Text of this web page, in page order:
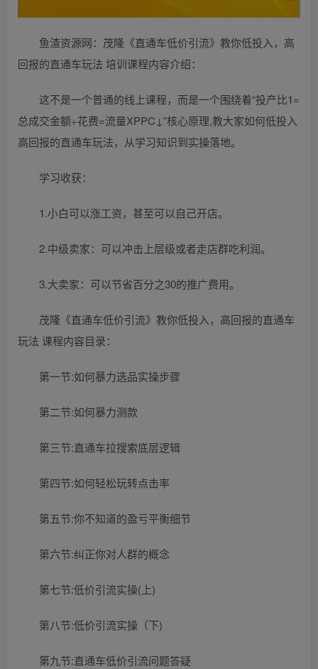
鱼渣资源网：茂隆《直通车低价引流》教你低投入，高
回报的直通车玩法 培训课程内容介绍：
这不是一个普通的线上课程，而是一个围绕着“投产比1=
总成交金额÷花费=流量XPPC↓”核心原理,教大家如何低投入
高回报的直通车玩法，从学习知识到实操落地。
学习收获：
1.小白可以涨工资，甚至可以自己开店。
2.中级卖家：可以冲击上层级或者走店群吃利润。
3.大卖家：可以节省百分之30的推广费用。
茂隆《直通车低价引流》教你低投入，高回报的直通车
玩法 课程内容目录：
第一节:如何暴力选品实操步骤
第二节:如何暴力测款
第三节:直通车拉搜索底层逻辑
第四节:如何轻松玩转点击率
第五节:你不知道的盈亏平衡细节
第六节:纠正你对人群的概念
第七节:低价引流实操(上)
第八节:低价引流实操（下)
第九节:直通车低价引流问题答疑